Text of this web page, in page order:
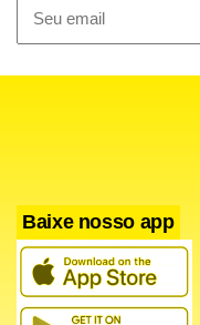
Baixe nosso app